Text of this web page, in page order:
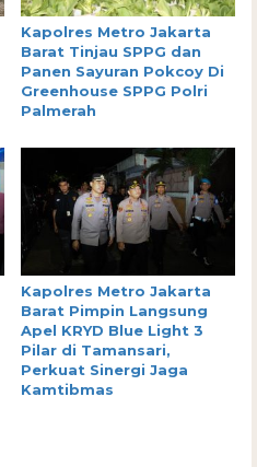
Kapolres Metro Jakarta
Barat Tinjau SPPG dan
Panen Sayuran Pokcoy Di
Greenhouse SPPG Polri
Palmerah
Kapolres Metro Jakarta
Barat Pimpin Langsung
Apel KRYD Blue Light 3
Pilar di Tamansari,
Perkuat Sinergi Jaga
Kamtibmas